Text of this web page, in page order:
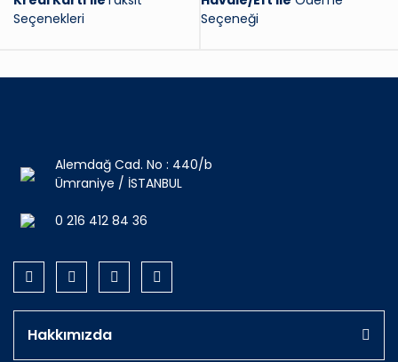
Seçenekleri
Seçeneği
Alemdağ Cad. No : 440/b
Ümraniye / İSTANBUL
0 216 412 84 36
Hakkımızda